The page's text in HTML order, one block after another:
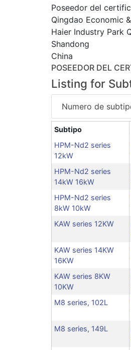
Poseedor del
Qingdao Economic
Haier Industry Park
Shandong
China
POSEEDOR DEL
Listing for
Numero de
Subtipo
HPM-Nd2 series
12kW
HPM-Nd2 series
14kW 16kW
HPM-Nd2 series
8kW 10kW
KAW series 12KW
KAW series 14KW
16KW
KAW series 8KW
10KW
M8 series, 102L
M8 series, 149L